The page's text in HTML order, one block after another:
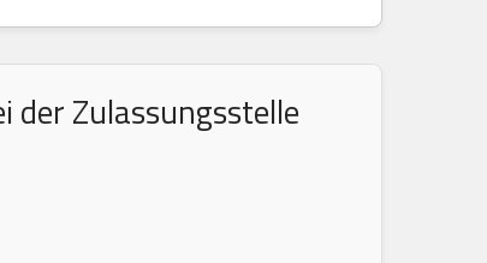
Zulassungsstelle